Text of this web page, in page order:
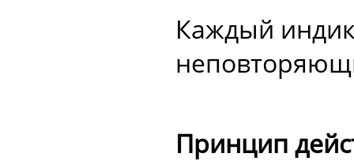
Каждый
Принцип